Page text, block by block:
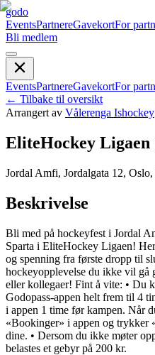
godo
EventsPartnereGavekortFor
Bli medlem
EventsPartnereGavekortFor
← Tilbake til oversikt
Arrangert av Vålerenga Ishockey
EliteHockey Ligaen
Jordal Amfi, Jordalgata 12,
Beskrivelse
Bli med på hockeyfest i Jordal
Sparta i EliteHockey Ligaen!
og spenning fra første dropp til
hockeyopplevelse du ikke vil gå
eller kollegaer! Fint å vite: • Du
Godopass-appen helt frem til 4
i appen 1 time før kampen. Når
«Bookinger» i appen og trykker
dine. • Dersom du ikke møter
belastes et gebyr på 200 kr.